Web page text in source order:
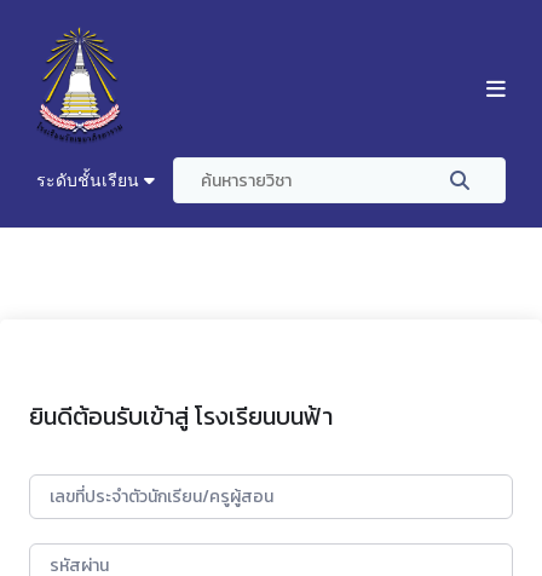
ระดับชั้นเรียน
ยินดีต้อนรับเข้าสู่ โรงเรียนบนฟ้า